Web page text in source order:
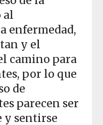
al
enfermedad,
y el
camino para
por lo que
de
parecen ser
y sentirse